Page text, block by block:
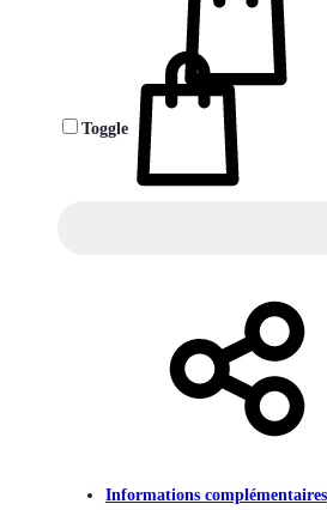
Toggle
Informations complémentaires